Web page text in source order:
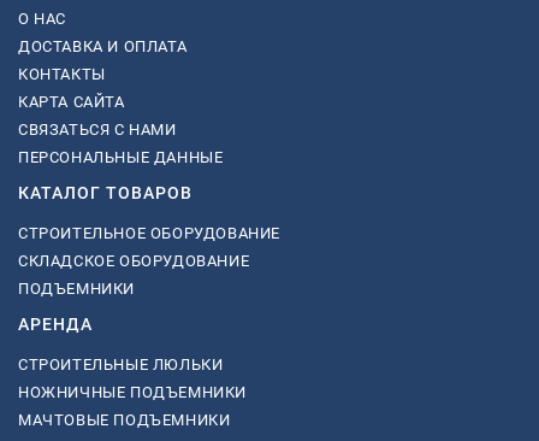
О НАС
ДОСТАВКА И ОПЛАТА
КОНТАКТЫ
КАРТА САЙТА
СВЯЗАТЬСЯ С НАМИ
ПЕРСОНАЛЬНЫЕ ДАННЫЕ
КАТАЛОГ ТОВАРОВ
СТРОИТЕЛЬНОЕ ОБОРУДОВАНИЕ
СКЛАДСКОЕ ОБОРУДОВАНИЕ
ПОДЪЕМНИКИ
АРЕНДА
СТРОИТЕЛЬНЫЕ ЛЮЛЬКИ
НОЖНИЧНЫЕ ПОДЪЕМНИКИ
МАЧТОВЫЕ ПОДЪЕМНИКИ